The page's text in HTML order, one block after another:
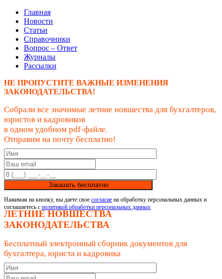
Главная
Новости
Статьи
Справочники
Вопрос – Ответ
Журналы
Рассылки
НЕ ПРОПУСТИТЕ ВАЖНЫЕ ИЗМЕНЕНИЯ
ЗАКОНОДАТЕЛЬСТВА!
Собрали все значимые летние новшества для бухгалтеров,
юристов и кадровиков
в одном удобном pdf-файле.
Отправим на почту бесплатно!
Заказать бесплатно
Нажимая на кнопку, вы даете свое согласие на обработку персональных данных и
соглашаетесь с политикой обработки персональных данных
ЛЕТНИЕ НОВШЕСТВА
ЗАКОНОДАТЕЛЬСТВА
Бесплатный электронный сборник документов для
бухгалтера, юриста и кадровика